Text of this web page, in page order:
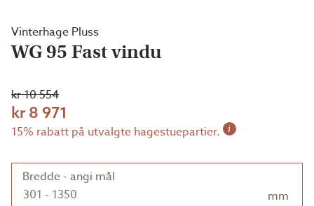
Vinterhage Pluss
WG 95 Fast vindu
kr 10 554
kr 8 971
15% rabatt på utvalgte hagestuepartier. i
Bredde - angi mål
mm